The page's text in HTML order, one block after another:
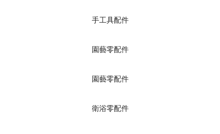
手工具配件
園藝零配件
園藝零配件
衛浴零配件